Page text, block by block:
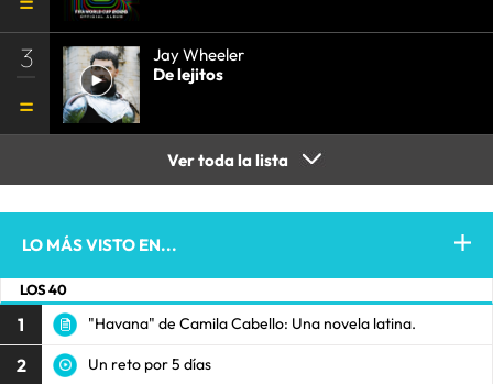
3
Jay Wheeler
De lejitos
Ver toda la lista
LO MÁS VISTO EN...
LOS 40
1 "Havana" de Camila Cabello: Una novela latina.
2 Un reto por 5 días